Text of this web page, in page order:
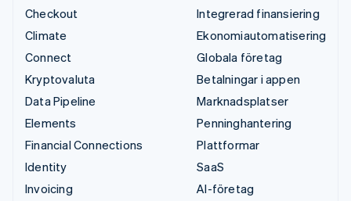
Checkout
Climate
Connect
Kryptovaluta
Data Pipeline
Elements
Financial Connections
Identity
Invoicing
Integrerad finansiering
Ekonomiautomatisering
Globala företag
Betalningar i appen
Marknadsplatser
Penninghantering
Plattformar
SaaS
AI-företag